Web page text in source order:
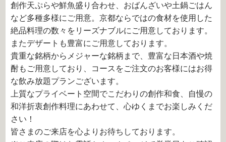
創作天ぷらや鮮魚盛り合わせ、おばんざいや土鍋ごはん
など多種多様にご用意。京都ならではの食材を使用した
絶品料理の数々をリーズナブルにご用意しております。
またデザートも豊富にご用意しております。
貴重な銘柄からメジャーな銘柄まで、豊富な日本酒や焼
酎もご用意しており、コースをご注文のお客様にはお得
な飲み放題プランございます。
上質なプライベート空間でこだわりの創作和食、自慢の
和洋折衷創作料理にあわせて、心ゆくまでお楽しみくだ
さい！
皆さまのご来店を心よりお待ちしております。